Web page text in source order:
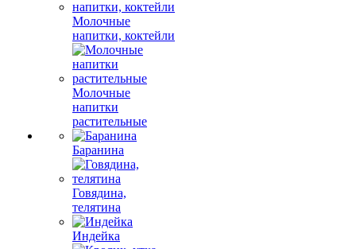
Молочные
напитки, коктейли
Молочные
напитки
растительные
Баранина
Говядина,
телятина
Индейка